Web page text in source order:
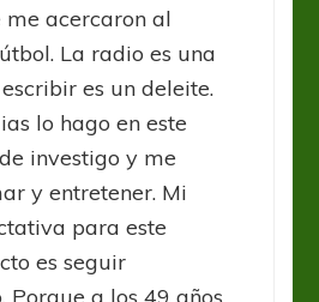
acercaron al
La radio es una
es un deleite.
lo hago en este
investigo y me
y entretener. Mi
para este
es seguir